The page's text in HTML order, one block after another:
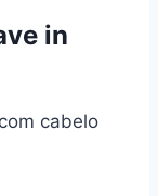
in
cabelo